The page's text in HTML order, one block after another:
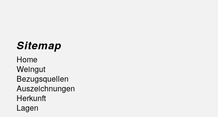
Sitemap
Home
Weingut
Bezugsquellen
Auszeichnungen
Herkunft
Lagen